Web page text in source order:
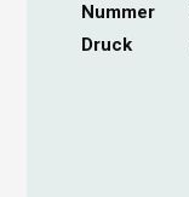
Nummer
Druck